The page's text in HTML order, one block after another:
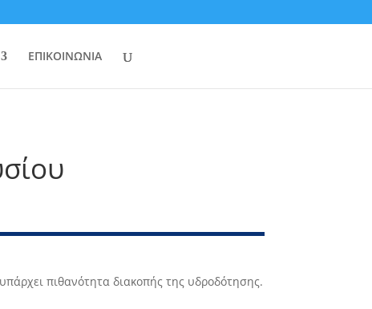
ΕΠΙΚΟΙΝΩΝΙΑ
πιθανότητα διακοπής της υδροδότησης.